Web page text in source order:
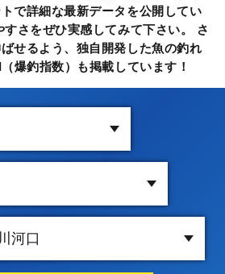
で詳細な最新データを公開してい
すさをぜひ実感してみて下さい。 さ
せるよう、独自開発した魚の釣れ
爆釣指数）も掲載しています！